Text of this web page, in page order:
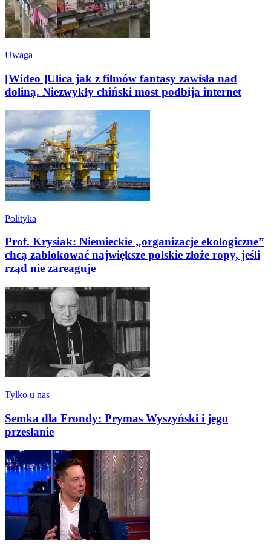
Uwaga
[Wideo ]Ulica jak z filmów fantasy zawisła nad
doliną. Niezwykły chiński most podbija internet
Polityka
Prof. Krysiak: Niemieckie „organizacje ekologiczne”
chcą zablokować największe polskie złoże ropy, jeśli
rząd nie zareaguje
Tylko u nas
Semka dla Frondy: Prymas Wyszyński i jego
przesłanie